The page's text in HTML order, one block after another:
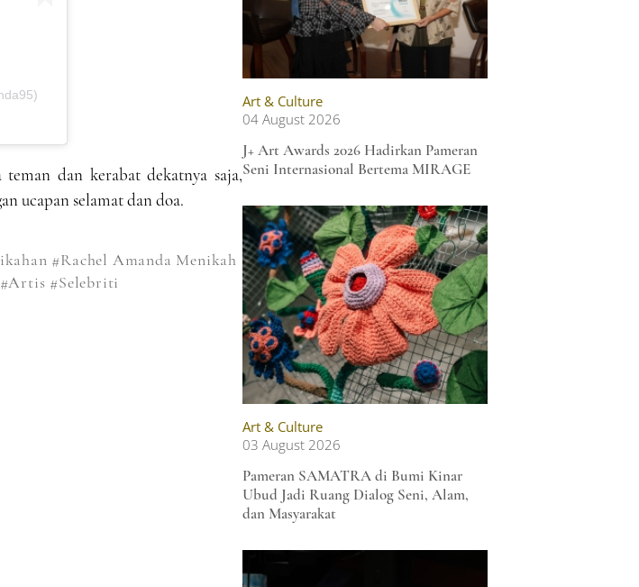
dan kerabat dekatnya saja,
ucapan selamat dan doa.
#Rachel Amanda Menikah
#Artis #Selebriti
Art & Culture
04 August 2026
J+ Art Awards 2026 Hadirkan Pameran
Seni Internasional Bertema MIRAGE
Art & Culture
03 August 2026
Pameran SAMATRA di Bumi Kinar
Ubud Jadi Ruang Dialog Seni, Alam,
dan Masyarakat